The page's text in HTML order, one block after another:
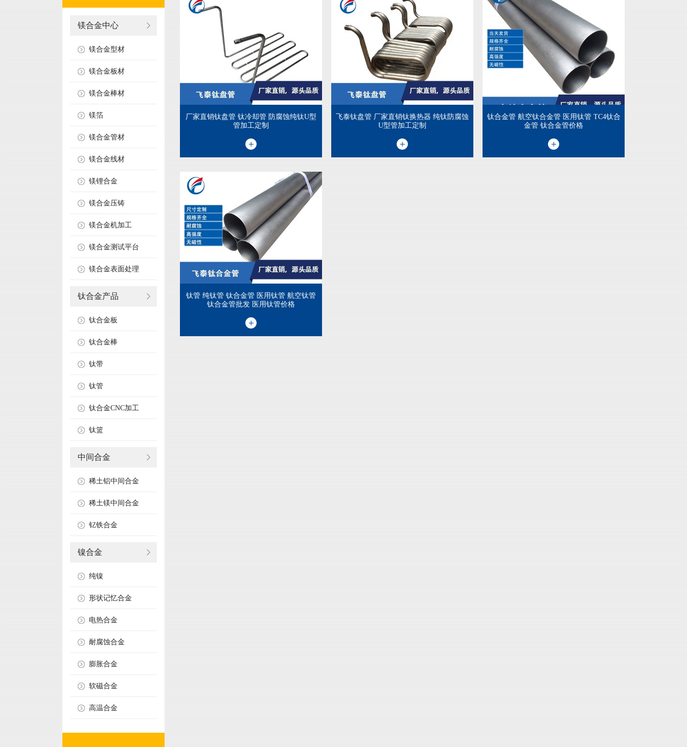
镁合金中心
镁合金型材
镁合金板材
镁合金棒材
镁箔
镁合金管材
镁合金线材
镁锂合金
镁合金压铸
镁合金机加工
镁合金测试平台
镁合金表面处理
钛合金产品
钛合金板
钛合金棒
钛带
钛管
钛合金CNC加工
钛篮
中间合金
稀土铝中间合金
稀土镁中间合金
钇铁合金
镍合金
纯镍
形状记忆合金
电热合金
耐腐蚀合金
膨胀合金
软磁合金
高温合金
厂家直销钛盘管 钛冷却管 防腐蚀纯钛U型
管加工定制
飞泰钛盘管 厂家直销钛换热器 纯钛防腐蚀
U型管加工定制
钛合金管 航空钛合金管 医用钛管 TC4钛合
金管 钛合金管价格
钛管 纯钛管 钛合金管 医用钛管 航空钛管
钛合金管批发 医用钛管价格